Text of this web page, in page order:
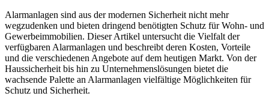
Alarmanlagen sind aus der modernen Sicherheit nicht mehr
wegzudenken und bieten dringend benötigten Schutz für Wohn- und
Gewerbeimmobilien. Dieser Artikel untersucht die Vielfalt der
verfügbaren Alarmanlagen und beschreibt deren Kosten, Vorteile
und die verschiedenen Angebote auf dem heutigen Markt. Von der
Haussicherheit bis hin zu Unternehmenslösungen bietet die
wachsende Palette an Alarmanlagen vielfältige Möglichkeiten für
Schutz und Sicherheit.